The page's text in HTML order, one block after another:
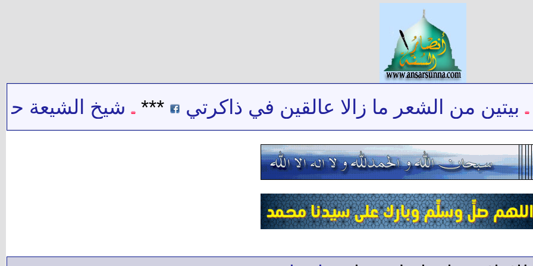
من الشعر ما زالا عالقين في ذاكرتي *** شيخ الشيعة حيدر